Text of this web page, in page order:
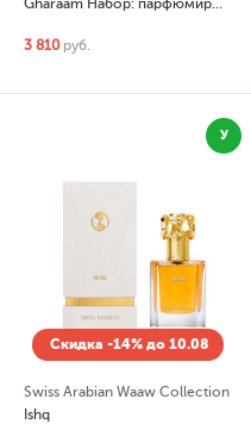
Gharaam Набор: парфюмированная вода (edp) 10мл, сменный флакон (refill) 3шт по 10мл
3 810 руб.
У
Скидка -14% до 10.08
Swiss Arabian Waaw Collection
Ishq